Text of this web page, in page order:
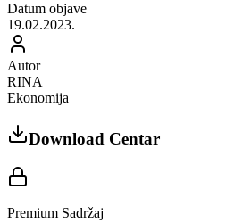
Datum objave
19.02.2023.
Autor
RINA
Ekonomija
Download Centar
Premium Sadržaj